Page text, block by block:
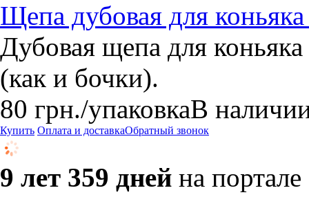
Щепа дубовая для
Дубовая щепа для
(как и бочки).
80 грн./упаковкаВ
Купить Оплата и доставкаОбратный звонок
9 лет 359 дней на портале